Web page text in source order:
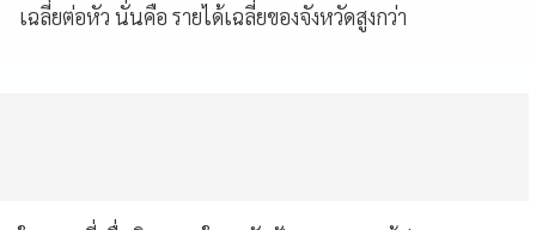
เฉลี่ยต่อหัว นั่นคือ รายได้เฉลี่ยของจังหวัดสูงกว่า